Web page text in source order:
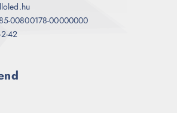
00800178-00000000
42